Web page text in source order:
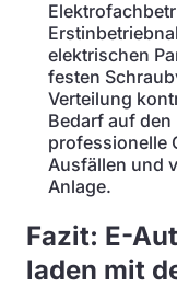
elektrischen
festen
Verteilung
Bedarf auf
professionelle
Ausfällen und
Anlage.
Fazit: E-
laden mit